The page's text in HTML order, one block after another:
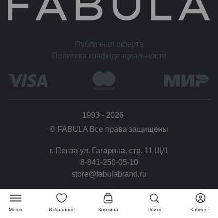
Условия обмена и возврата
Вы можете отказаться от заказа в течение 14 дней после его получения (считая со
Возврат товара надлежащего качества возможен в случае, если сохранены его
товарный вид (отсутствие дефектов), потребительские свойства, а также документ,
подтверждающий факт и условия покупки указанного товара.
Публичная оферта
Политика конфиденциальности
1993 - 2026
© FABULA Все права защищены
г. Пенза ул. Гагарина, стр. 11 Щ/1
8-841-250-05-10
store@fabulabrand.ru
Меню Избранное Корзина Поиск Кабинет